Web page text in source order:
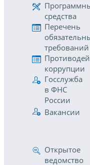
средства
Перечень
требований
коррупции
Госслужба
в ФНС
России
Вакансии
Открытое
ведомство